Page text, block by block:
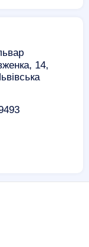
14,